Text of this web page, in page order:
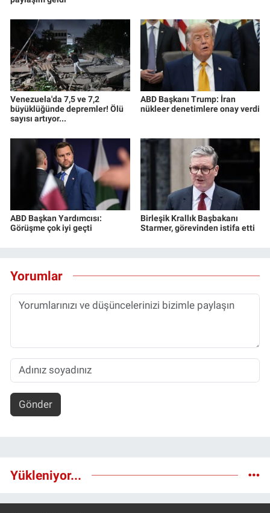
Venezuela'da 7,5 ve 7,2
büyüklüğünde depremler! Ölü
sayısı artıyor...
ABD Başkanı Trump: İran
nükleer denetimlere onay verdi
ABD Başkan Yardımcısı:
Görüşme çok iyi geçti
Birleşik Krallık Başbakanı
Starmer, görevinden istifa etti
Yorumlar
Gönder
Yükleniyor...